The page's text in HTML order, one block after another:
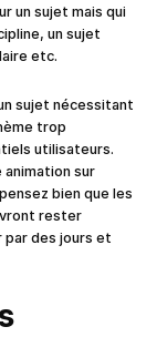
un sujet mais qui
un sujet
etc.
sujet nécessitant
trop
utilisateurs.
animation sur
bien que les
rester
par des jours et